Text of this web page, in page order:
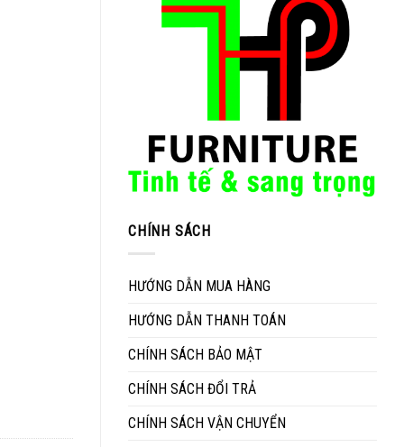
CHÍNH SÁCH
HƯỚNG DẪN MUA HÀNG
HƯỚNG DẪN THANH TOÁN
CHÍNH SÁCH BẢO MẬT
CHÍNH SÁCH ĐỔI TRẢ
CHÍNH SÁCH VẬN CHUYỂN